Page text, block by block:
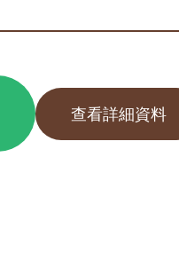
查看詳細資料